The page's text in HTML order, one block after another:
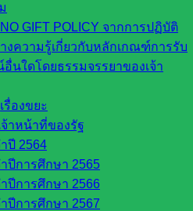
GIFT POLICY จากการปฏิบัติ
งความรู้เกี่ยวกับหลักเกณฑ์การรับ
นใดโดยธรรมจรรยาของเจ้า
รื่องขยะ
จ้าหน้าที่ของรัฐ
ปี 2564
ปีการศึกษา 2565
ปีการศึกษา 2566
ปีการศึกษา 2567